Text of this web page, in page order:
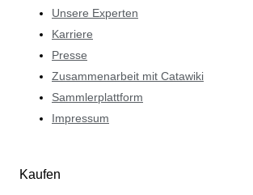
Unsere Experten
Karriere
Presse
Zusammenarbeit mit Catawiki
Sammlerplattform
Impressum
Kaufen